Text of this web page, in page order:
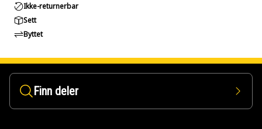
Ikke-returnerbar
Sett
Byttet
Finn deler